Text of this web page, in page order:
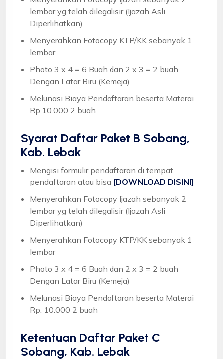
lembar yg telah dilegalisir (Ijazah Asli
Diperlihatkan)
Menyerahkan Fotocopy KTP/KK sebanyak 1
lembar
Photo 3 x 4 = 6 Buah dan 2 x 3 = 2 buah
Dengan Latar Biru (Kemeja)
Melunasi Biaya Pendaftaran beserta Materai
Rp.10.000 2 buah
Syarat Daftar Paket B Sobang,
Kab. Lebak
Mengisi formulir pendaftaran di tempat
pendaftaran atau bisa [DOWNLOAD DISINI]
Menyerahkan Fotocopy Ijazah sebanyak 2
lembar yg telah dilegalisir (Ijazah Asli
Diperlihatkan)
Menyerahkan Fotocopy KTP/KK sebanyak 1
lembar
Photo 3 x 4 = 6 Buah dan 2 x 3 = 2 buah
Dengan Latar Biru (Kemeja)
Melunasi Biaya Pendaftaran beserta Materai
Rp. 10.000 2 buah
Ketentuan Daftar Paket C
Sobang, Kab. Lebak